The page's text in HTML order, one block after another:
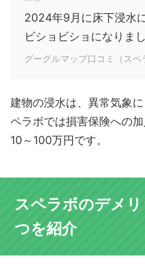
2024年9月に床下浸水
ビショビショになりまし
グーグルマップ口コミ（スペ
建物の浸水は、異常気象
ペラボでは損害保険への
10～100万円です。
スペラボのデメ
つを紹介